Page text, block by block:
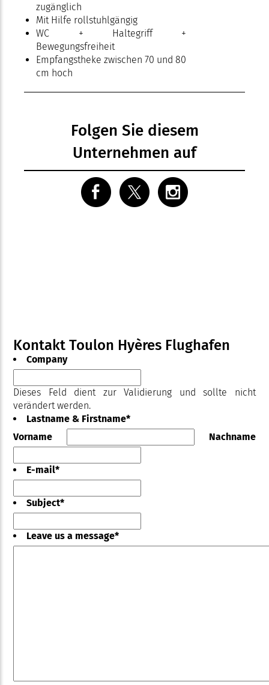
zugänglich
Mit Hilfe rollstuhlgängig
WC + Haltegriff +
Bewegungsfreiheit
Empfangstheke zwischen 70 und 80
cm hoch
Folgen Sie diesem
Unternehmen auf
Kontakt Toulon Hyères Flughafen
Company
Dieses Feld dient zur Validierung und sollte nicht
verändert werden.
Lastname & Firstname*
Vorname
Nachname
E-mail*
Subject*
Leave us a message*